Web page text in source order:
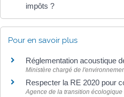
impôts ?
Pour en savoir plus
Réglementation acoustique
Ministère chargé de
Respecter la RE 2020 pour
Agence de la transition écologique